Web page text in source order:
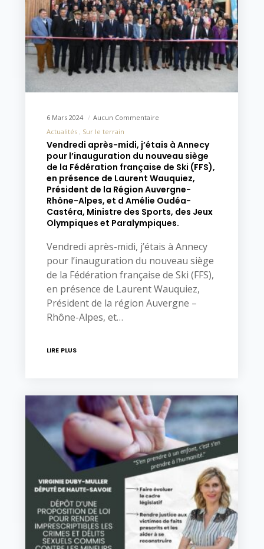
6 Mars 2024
Aucun Commentaire
Actualités
Sur le terrain
Vendredi après-midi, j’étais à Annecy
pour l’inauguration du nouveau siège
de la Fédération française de Ski (FFS),
en présence de Laurent Wauquiez,
Président de la Région Auvergne-
Rhône-Alpes, et d Amélie Oudéa-
Castéra, Ministre des Sports, des Jeux
Olympiques et Paralympiques.
Vendredi après-midi, j’étais à Annecy
pour l’inauguration du nouveau siège
de la Fédération française de Ski (FFS),
en présence de Laurent Wauquiez,
Président de la région Auvergne –
Rhône-Alpes, et…
LIRE PLUS